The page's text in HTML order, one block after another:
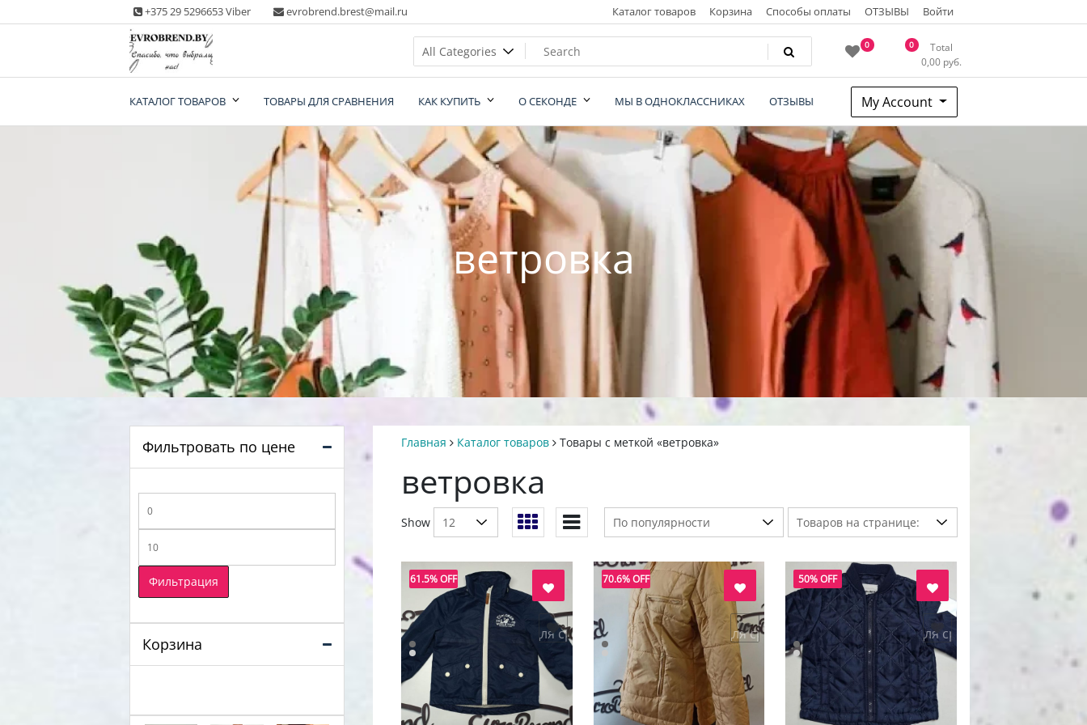
to
+375 29 5296653 Viber evrobrend.brest@mail.ru Каталог товаров Корзина Способы оплаты ОТЗЫВЫ Войти
Интернет-магазин
одежды second hand
0 0
Total
0,00 руб.
КАТАЛОГ ТОВАРОВ ТОВАРЫ ДЛЯ СРАВНЕНИЯ КАК КУПИТЬ О СЕКОНДЕ МЫ В ОДНОКЛАССНИКАХ ОТЗЫВЫ My Account
ветровка
Главная Каталог товаров Товары с меткой «ветровка»
ветровка
Show
61.5% OFF
добавить в "нравится" для сравнения
70.6% OFF
добавить в "нравится" для сравнения
50% OFF
добавить в "нравится" для сравнения
Фильтровать по цене
цена
цена
Фильтрация
Корзина